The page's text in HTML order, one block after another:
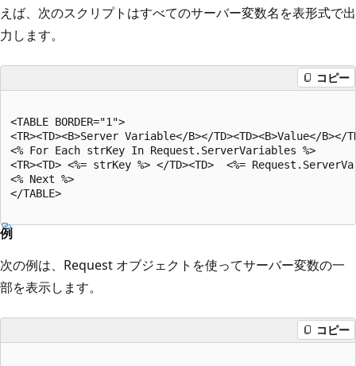
えば、次のスクリプトはすべてのサーバー変数名を表形式で出
力します。
コピー
<TABLE BORDER="1">
<TR><TD><B>Server Variable</B></TD><TD><B>Value</B></
<% For Each strKey In Request.ServerVariables %>
<TR><TD> <%= strKey %> </TD><TD>  <%=
<% Next %>
例
次の例は、Request オブジェクトを使ってサーバー変数の一
部を表示します。
コピー